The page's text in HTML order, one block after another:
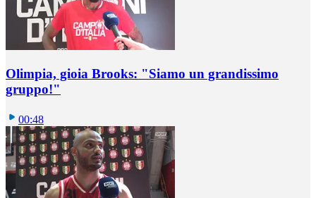
Olimpia, gioia Brooks: "Siamo un grandissimo
gruppo!"
00:48